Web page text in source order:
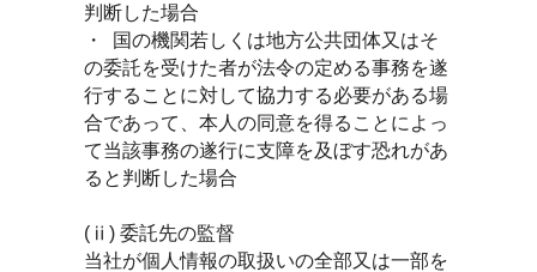
判断した場合
・ 国の機関若しくは地方公共団体又はそ
の委託を受けた者が法令の定める事務を遂
行することに対して協力する必要がある場
合であって、本人の同意を得ることによっ
て当該事務の遂行に支障を及ぼす恐れがあ
ると判断した場合
(ⅱ) 委託先の監督
当社が個人情報の取扱いの全部又は一部を